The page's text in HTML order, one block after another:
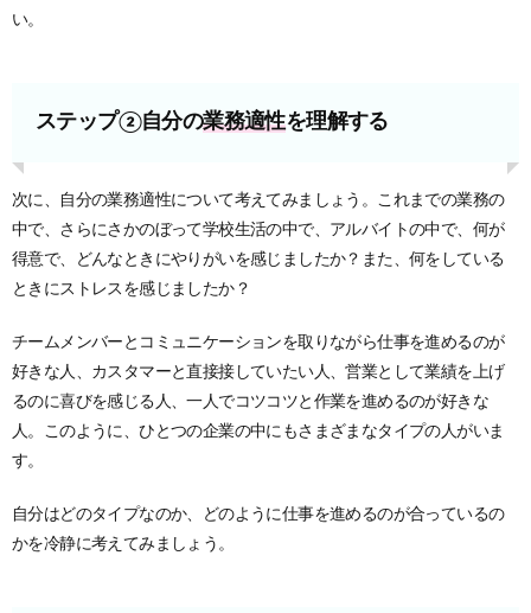
い。
ステップ②自分の業務適性を理解する
次に、自分の業務適性について考えてみましょう。これまでの業務の
中で、さらにさかのぼって学校生活の中で、アルバイトの中で、何が
得意で、どんなときにやりがいを感じましたか？また、何をしている
ときにストレスを感じましたか？
チームメンバーとコミュニケーションを取りながら仕事を進めるのが
好きな人、カスタマーと直接接していたい人、営業として業績を上げ
るのに喜びを感じる人、一人でコツコツと作業を進めるのが好きな
人。このように、ひとつの企業の中にもさまざまなタイプの人がいま
す。
自分はどのタイプなのか、どのように仕事を進めるのが合っているの
かを冷静に考えてみましょう。